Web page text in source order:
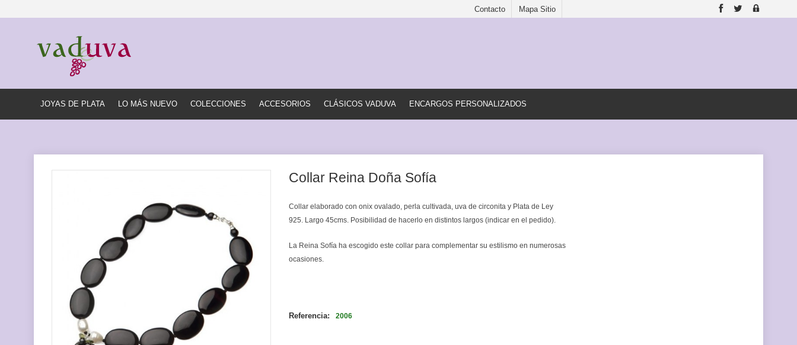
Contacto Mapa Sitio
JOYAS DE PLATA LO MÁS NUEVO COLECCIONES ACCESORIOS CLÁSICOS VADUVA ENCARGOS PERSONALIZADOS
Collar Reina Doña Sofía
Collar elaborado con onix ovalado, perla cultivada, uva de circonita y Plata de Ley
925. Largo 45cms. Posibilidad de hacerlo en distintos largos (indicar en el pedido).
La Reina Sofía ha escogido este collar para complementar su estilismo en numerosas
ocasiones.
Referencia: 2006